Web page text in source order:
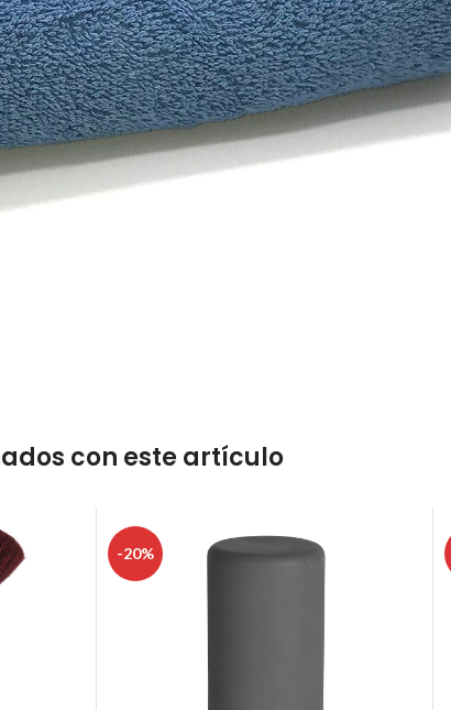
con este artículo
-20%